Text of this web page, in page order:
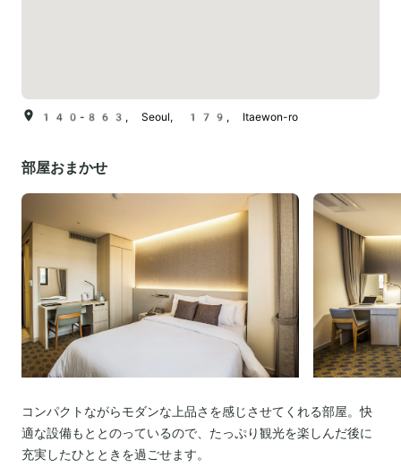
140-863, Seoul, 179, Itaewon-ro
部屋おまかせ
コンパクトながらモダンな上品さを感じさせてくれる部屋。快
適な設備もととのっているので、たっぷり観光を楽しんだ後に
充実したひとときを過ごせます。